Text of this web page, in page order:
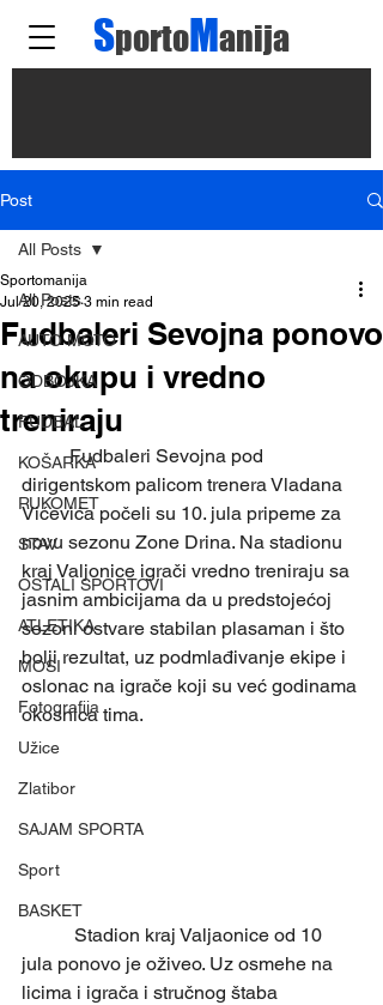
SportoManija
Post
All Posts
AUTO MOTO
ODBOJKA
FUDBAL
KOŠARKA
RUKOMET
STAV
OSTALI SPORTOVI
ATLETIKA
MOSI
Fotografija
Užice
Zlatibor
SAJAM SPORTA
Sport
BASKET
All Posts
Fudbaleri Sevojna ponovo
na okupu i vredno
treniraju
Sportomanija
Jul 20, 2025 3 min read
	Fudbaleri Sevojna pod
dirigentskom palicom trenera Vladana
Vićevića počeli su 10. jula pripeme za
novu sezonu Zone Drina. Na stadionu
kraj Valjonice igrači vredno treniraju sa
jasnim ambicijama da u predstojećoj
sezoni ostvare stabilan plasaman i što
bolji rezultat, uz podmlađivanje ekipe i
oslonac na igrače koji su već godinama
okosnica tima.
jula ponovo je oživeo. Uz osmehe na
licima i igrača i stručnog štaba